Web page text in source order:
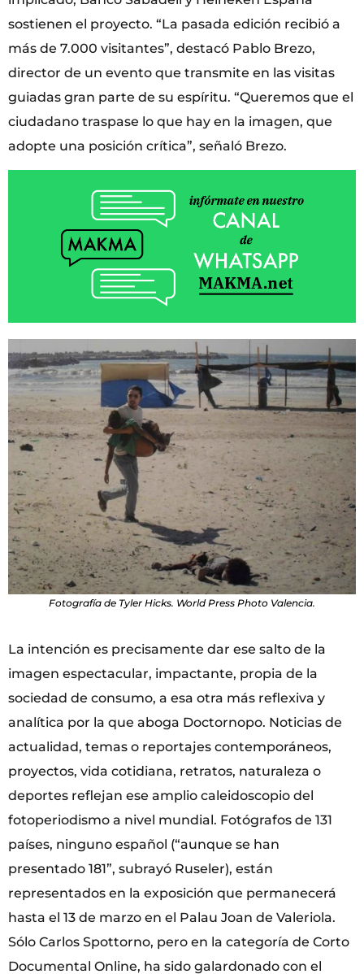
sostienen el proyecto. “La pasada edición recibió a
más de 7.000 visitantes”, destacó Pablo Brezo,
director de un evento que transmite en las visitas
guiadas gran parte de su espíritu. “Queremos que el
ciudadano traspase lo que hay en la imagen, que
adopte una posición crítica”, señaló Brezo.
Fotografía de Tyler Hicks. World Press Photo Valencia.
La intención es precisamente dar ese salto de la
imagen espectacular, impactante, propia de la
sociedad de consumo, a esa otra más reflexiva y
analítica por la que aboga Doctornopo. Noticias de
actualidad, temas o reportajes contemporáneos,
proyectos, vida cotidiana, retratos, naturaleza o
deportes reflejan ese amplio caleidoscopio del
fotoperiodismo a nivel mundial. Fotógrafos de 131
países, ninguno español (“aunque se han
presentado 181”, subrayó Ruseler), están
representados en la exposición que permanecerá
hasta el 13 de marzo en el Palau Joan de Valeriola.
Sólo Carlos Spottorno, pero en la categoría de Corto
Documental Online, ha sido galardonado con el